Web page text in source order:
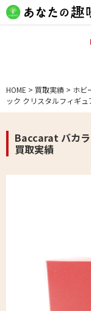
HOME > 買取実績 > ホビ
ック クリスタルフィギ
Baccarat バカラ
買取実績